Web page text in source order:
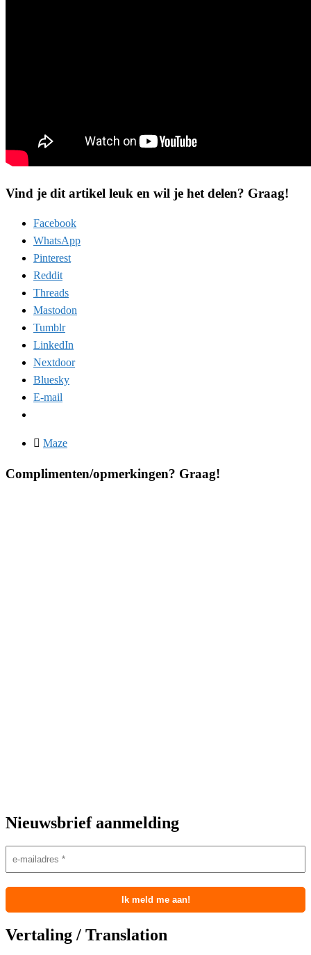
Vind je dit artikel leuk en wil je het delen? Graag!
Facebook
WhatsApp
Pinterest
Reddit
Threads
Mastodon
Tumblr
LinkedIn
Nextdoor
Bluesky
E-mail
Maze
Complimenten/opmerkingen? Graag!
Nieuwsbrief aanmelding
Vertaling / Translation